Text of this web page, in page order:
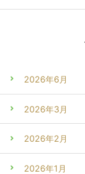
2026年6月
2026年3月
2026年2月
2026年1月